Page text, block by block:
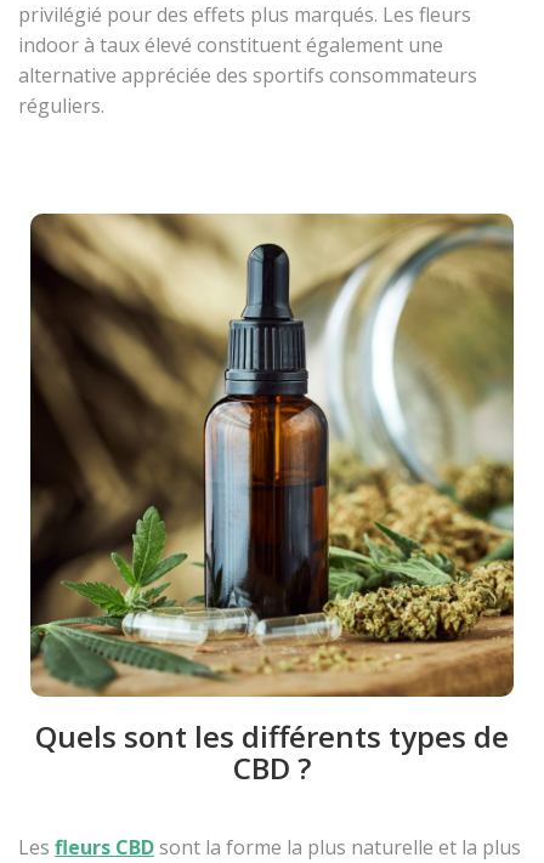
privilégié pour des effets plus marqués. Les fleurs
indoor à taux élevé constituent également une
alternative appréciée des sportifs consommateurs
réguliers.
Quels sont les différents types de
CBD ?
Les fleurs CBDsont la forme la plus naturelle et la plus